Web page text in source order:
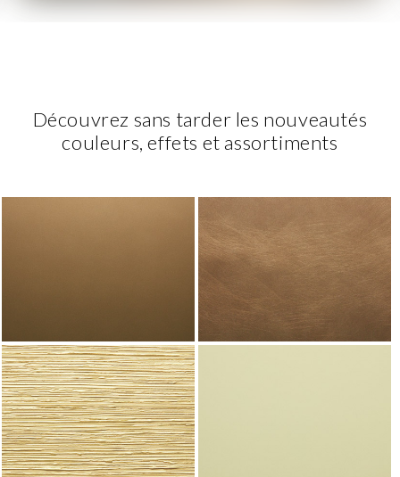
Découvrez sans tarder les nouveautés
couleurs, effets et assortiments